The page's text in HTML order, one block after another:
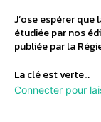
J’ose espérer
étudiée par nos
publiée par la
La clé est verte…
Connecter pour